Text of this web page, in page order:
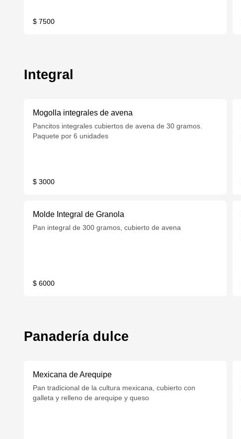
$ 7500
Integral
Mogolla integrales de avena
Pancitos integrales cubiertos de avena de 30 gramos.
Paquete por 6 unidades
$ 3000
Molde Integral de Granola
Pan integral de 300 gramos, cubierto de avena
$ 6000
Panadería dulce
Mexicana de Arequipe
Pan tradicional de la cultura mexicana, cubierto con
galleta y relleno de arequipe y queso